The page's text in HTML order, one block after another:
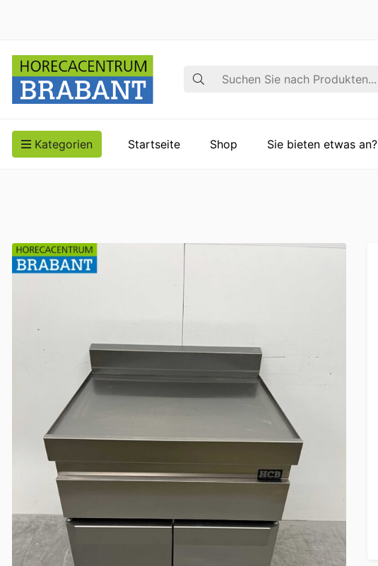
Suche
Kategorien Startseite Shop Sie bieten etwas an?